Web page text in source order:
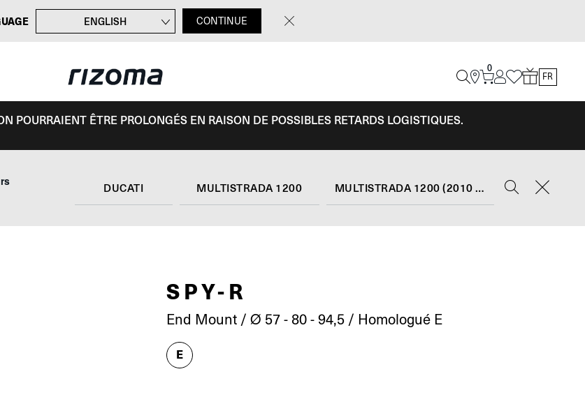
ENGLISH
ITALIANO
CONTINUE
0
FR
POURRAIENT ÊTRE PROLONGÉS EN RAISON DE POSSIBLES RETARDS LOGISTIQUES.
DUCATI MULTISTRADA 1200 MULTISTRADA 1200 (2010 - 12)
SPY-R
End Mount / Ø 57 - 80 - 94,5 / Homologué E
E